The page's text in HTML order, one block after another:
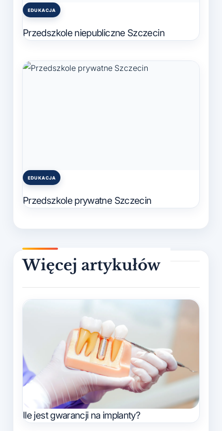
Posted
EDUKACJA
Przedszkole niepubliczne Szczecin
Posted
EDUKACJA
Przedszkole prywatne Szczecin
Ile jest gwarancji na implanty?